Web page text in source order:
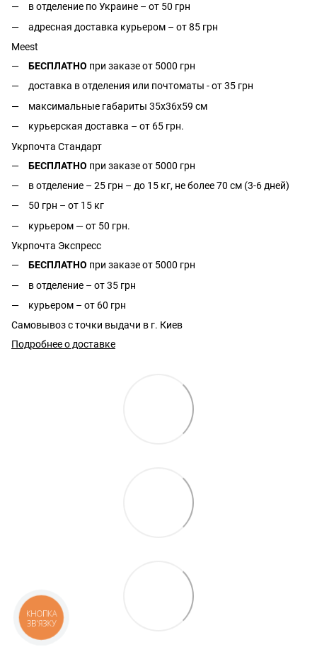
в отделение по Украине – от 50 грн
адресная доставка курьером – от 85 грн
Meest
БЕСПЛАТНО при заказе от 5000 грн
доставка в отделения или почтоматы - от 35 грн
максимальные габариты 35x36x59 см
курьерская доставка – от 65 грн.
Укрпочта Стандарт
БЕСПЛАТНО при заказе от 5000 грн
в отделение – 25 грн – до 15 кг, не более 70 см (3-6 дней)
50 грн – от 15 кг
курьером — от 50 грн.
Укрпочта Экспресс
БЕСПЛАТНО при заказе от 5000 грн
в отделение – от 35 грн
курьером – от 60 грн
Самовывоз с точки выдачи в г. Киев
Подробнее о доставке
КНОПКА
ЗВ'ЯЗКУ